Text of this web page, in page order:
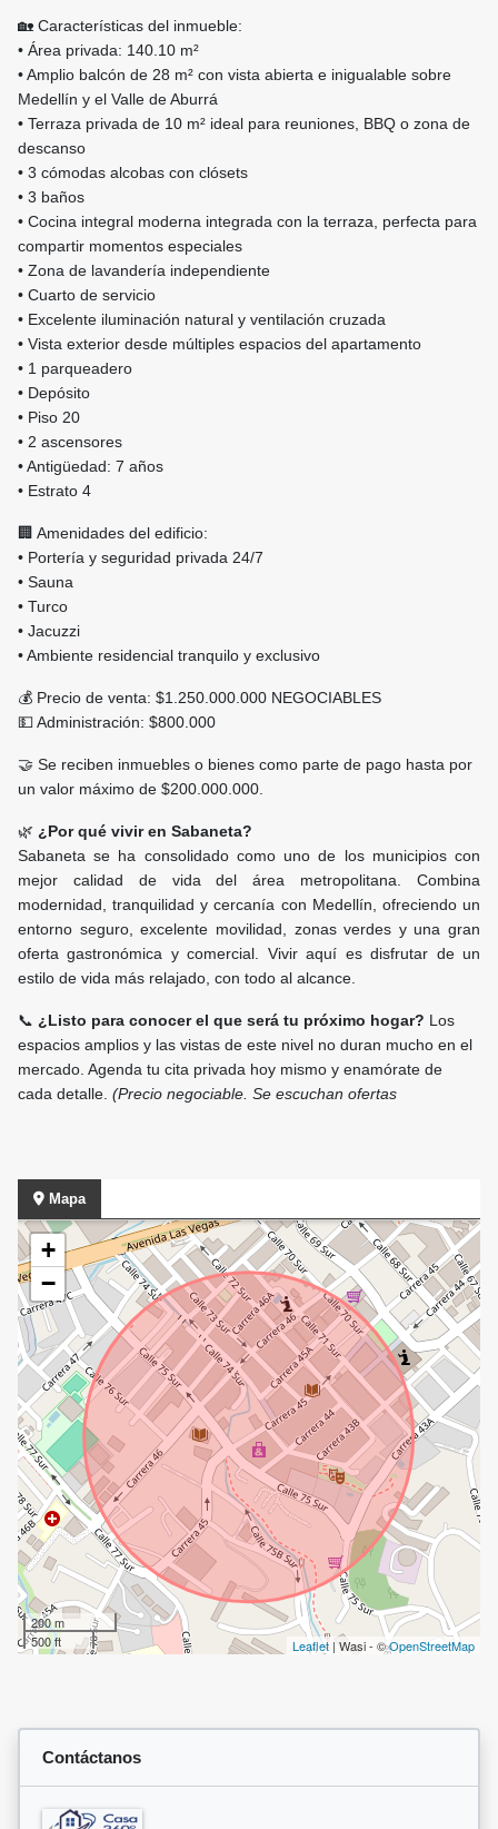
🏡 Características del inmueble:
• Área privada: 140.10 m²
• Amplio balcón de 28 m² con vista abierta e inigualable sobre
Medellín y el Valle de Aburrá
• Terraza privada de 10 m² ideal para reuniones, BBQ o zona de
descanso
• 3 cómodas alcobas con clósets
• 3 baños
• Cocina integral moderna integrada con la terraza, perfecta para
compartir momentos especiales
• Zona de lavandería independiente
• Cuarto de servicio
• Excelente iluminación natural y ventilación cruzada
• Vista exterior desde múltiples espacios del apartamento
• 1 parqueadero
• Depósito
• Piso 20
• 2 ascensores
• Antigüedad: 7 años
• Estrato 4
🏢 Amenidades del edificio:
• Portería y seguridad privada 24/7
• Sauna
• Turco
• Jacuzzi
• Ambiente residencial tranquilo y exclusivo
💰 Precio de venta: $1.250.000.000 NEGOCIABLES
💵 Administración: $800.000
🤝 Se reciben inmuebles o bienes como parte de pago hasta por
un valor máximo de $200.000.000.
🌿 ¿Por qué vivir en Sabaneta?
Sabaneta se ha consolidado como uno de los municipios con
mejor calidad de vida del área metropolitana. Combina
modernidad, tranquilidad y cercanía con Medellín, ofreciendo un
entorno seguro, excelente movilidad, zonas verdes y una gran
oferta gastronómica y comercial. Vivir aquí es disfrutar de un
estilo de vida más relajado, con todo al alcance.
📞 ¿Listo para conocer el que será tu próximo hogar? Los
espacios amplios y las vistas de este nivel no duran mucho en el
mercado. Agenda tu cita privada hoy mismo y enamórate de
cada detalle. (Precio negociable. Se escuchan ofertas
Mapa
+
−
200 m
500 ft
Leaflet| Wasi - ©OpenStreetMap
Contáctanos